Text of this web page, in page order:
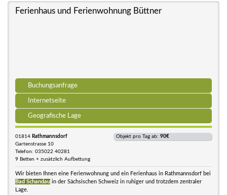
Ferienhaus und Ferienwohnung Büttner
Buchungsanfrage
Internetseite
Geografische Lage
01814 Rathmannsdorf
Gartenstrasse 10
Telefon: 035022 40281
9 Betten + zusätzlich Aufbettung
Objekt pro Tag ab: 90€
Wir bieten Ihnen eine Ferienwohnung und ein Ferienhaus in Rathmannsdorf bei
Bad Schandau in der Sächsischen Schweiz in ruhiger und trotzdem zentraler
Lage.